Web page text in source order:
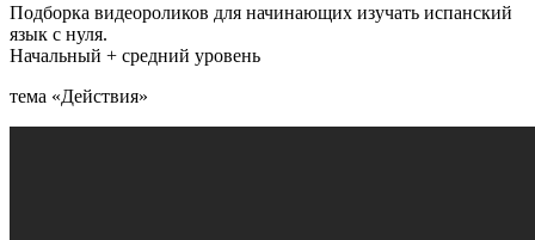
Подборка видеороликов для начинающих изучать испанский
язык с нуля.
Начальный + средний уровень
тема «Действия»